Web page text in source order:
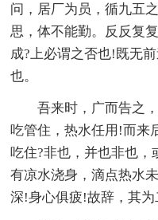
问，居厂为员，循九五
思，体不能勤。反反复
成?上必谓之否也!既无
也。
吾来时，广而告之，
吃管住，热水任用!而来
吃住?非也，并也非也，
有凉水浇身，滴点热水
深!身心俱疲!故辞，其为